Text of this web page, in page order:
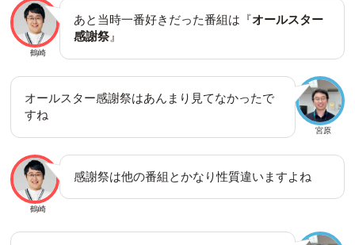
鶴崎
あと当時一番好きだった番組は『オールスター
感謝祭 』
宮原
オールスター感謝祭はあんまり見てなかったで
すね
鶴崎
感謝祭は他の番組とかなり性質違いますよね